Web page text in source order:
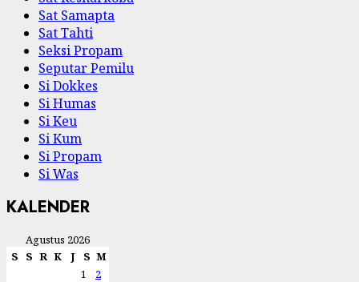
Sat Samapta
Sat Tahti
Seksi Propam
Seputar Pemilu
Si Dokkes
Si Humas
Si Keu
Si Kum
Si Propam
Si Was
KALENDER
Agustus 2026
S
S R K J S M
1
2